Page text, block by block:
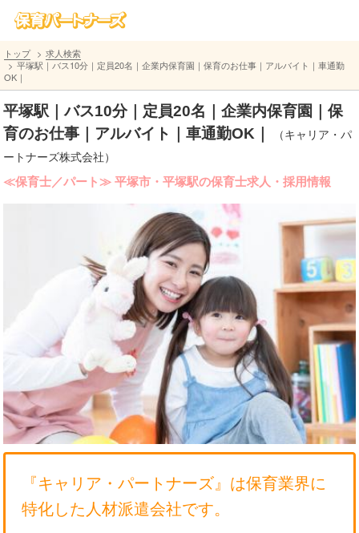
トップ
求人検索
平塚駅｜バス10分｜定員20名｜企業内保育園｜保育のお仕事｜アルバイト｜車通勤
OK｜
平塚駅｜バス10分｜定員20名｜企業内保育園｜保
育のお仕事｜アルバイト｜車通勤OK｜
（キャリア・パ
ートナーズ株式会社）
≪保育士／パート≫ 平塚市・平塚駅の保育士求人・採用情報
『キャリア・パートナーズ』は保育業界に
特化した人材派遣会社です。